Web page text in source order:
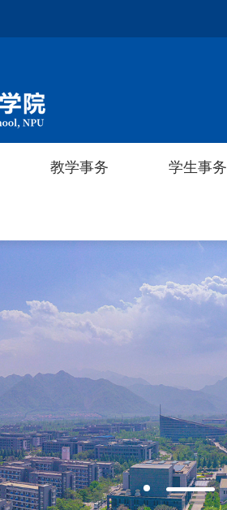
教学事务 学生事务
教学事务 学生事务